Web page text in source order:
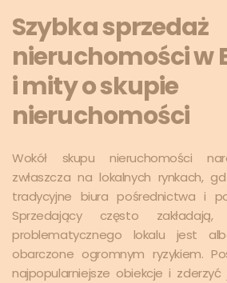
Szybka sprzedaż
nieruchomości w
i mity o skupie
nieruchomości
Wokół skupu nieruchomości
zwłaszcza na lokalnych rynkach,
tradycyjne biura pośrednictwa i
Sprzedający często
problematycznego lokalu jest
obarczone ogromnym ryzykiem.
najpopularniejsze obiekcje i